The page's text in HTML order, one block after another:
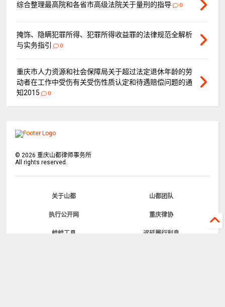
综合整理最高院和各省市高级法院关于量刑的指导 0
掩饰、隐瞒犯罪所得、犯罪所得收益罪的法律规范全解析
与实务指引
0
重庆市人力资源和社会保障局关于超过法定退休年龄的劳
动者在工作中受伤有关受伤性质认定和待遇赔偿问题的通
知2015
0
©2026 重庆山都律师事务所
All rights reserved.
关于山都 山都团队
执行公开网 重庆律协
蛙蛙工具 迟延履行利息